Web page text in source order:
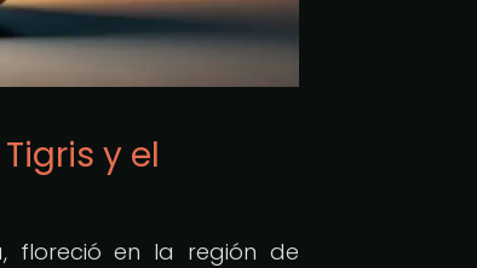
y el
floreció en la región de